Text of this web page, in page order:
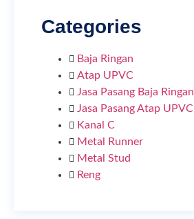
Categories
Baja Ringan
Atap UPVC
Jasa Pasang Baja Ringan
Jasa Pasang Atap UPVC
Kanal C
Metal Runner
Metal Stud
Reng